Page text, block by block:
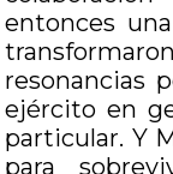
entonces
resonancias
ejército en
particular. Y
para